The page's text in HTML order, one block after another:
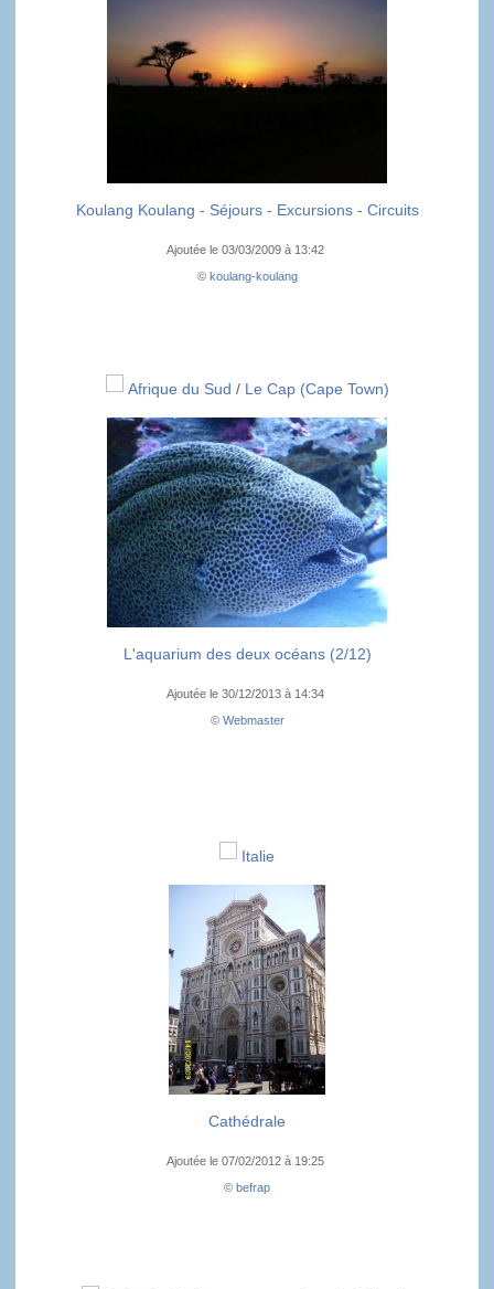
Koulang Koulang - Séjours - Excursions - Circuits
Ajoutée le 03/03/2009 à 13:42
© koulang-koulang
Afrique du Sud / Le Cap (Cape Town)
L'aquarium des deux océans (2/12)
Ajoutée le 30/12/2013 à 14:34
© Webmaster
Italie
Cathédrale
Ajoutée le 07/02/2012 à 19:25
© befrap